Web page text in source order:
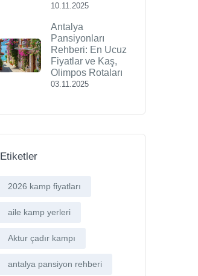
10.11.2025
Antalya
Pansiyonları
Rehberi: En Ucuz
Fiyatlar ve Kaş,
Olimpos Rotaları
03.11.2025
Etiketler
2026 kamp fiyatları
aile kamp yerleri
Aktur çadır kampı
antalya pansiyon rehberi